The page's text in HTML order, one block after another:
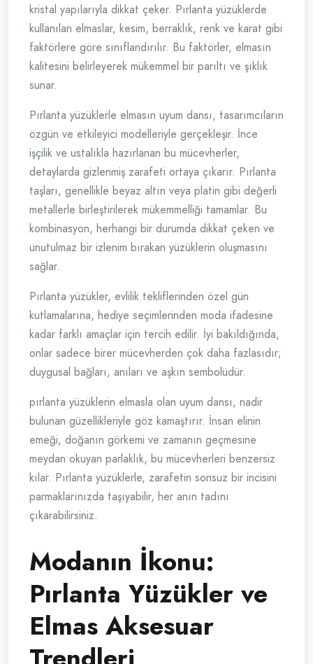
kristal yapılarıyla dikkat çeker. Pırlanta yüzüklerde
kullanılan elmaslar, kesim, berraklık, renk ve karat gibi
faktörlere göre sınıflandırılır. Bu faktörler, elmasın
kalitesini belirleyerek mükemmel bir parıltı ve şıklık
sunar.
Pırlanta yüzüklerle elmasın uyum dansı, tasarımcıların
özgün ve etkileyici modelleriyle gerçekleşir. İnce
işçilik ve ustalıkla hazırlanan bu mücevherler,
detaylarda gizlenmiş zarafeti ortaya çıkarır. Pırlanta
taşları, genellikle beyaz altın veya platin gibi değerli
metallerle birleştirilerek mükemmelliği tamamlar. Bu
kombinasyon, herhangi bir durumda dikkat çeken ve
unutulmaz bir izlenim bırakan yüzüklerin oluşmasını
sağlar.
Pırlanta yüzükler, evlilik tekliflerinden özel gün
kutlamalarına, hediye seçimlerinden moda ifadesine
kadar farklı amaçlar için tercih edilir. İyi bakıldığında,
onlar sadece birer mücevherden çok daha fazlasıdır;
duygusal bağları, anıları ve aşkın sembolüdür.
pırlanta yüzüklerin elmasla olan uyum dansı, nadir
bulunan güzellikleriyle göz kamaştırır. İnsan elinin
emeği, doğanın görkemi ve zamanın geçmesine
meydan okuyan parlaklık, bu mücevherleri benzersiz
kılar. Pırlanta yüzüklerle, zarafetin sonsuz bir incisini
parmaklarınızda taşıyabilir, her anın tadını
çıkarabilirsiniz.
Modanın İkonu:
Pırlanta Yüzükler ve
Elmas Aksesuar